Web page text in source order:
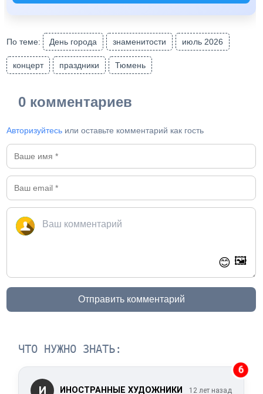
По теме: День города знаменитости июль 2026
концерт праздники Тюмень
0 комментариев
Авторизуйтесь или оставьте комментарий как гость
😊 🖼️
Отправить комментарий
ЧТО НУЖНО ЗНАТЬ:
6
И ИНОСТРАННЫЕ ХУДОЖНИКИ 12 лет назад